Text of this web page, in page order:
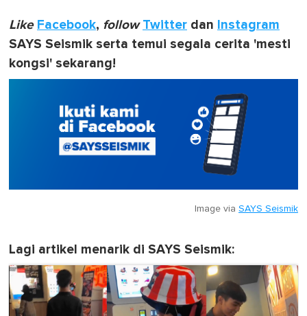
Like Facebook, follow Twitter dan Instagram
SAYS Seismik serta temui segala cerita 'mesti
kongsi' sekarang!
Image via SAYS Seismik
Lagi artikel menarik di SAYS Seismik: